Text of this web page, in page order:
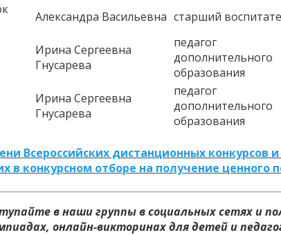
Александра Васильевна старший
Ирина Сергеевна
Гнусарева
педагог
дополнительного
образования
Ирина Сергеевна
Гнусарева
педагог
дополнительного
образования
Всероссийских дистанционных конкурсов
в конкурсном отборе на получение ценного
в наши группы в социальных сетях и
онлайн-викторинах для детей и